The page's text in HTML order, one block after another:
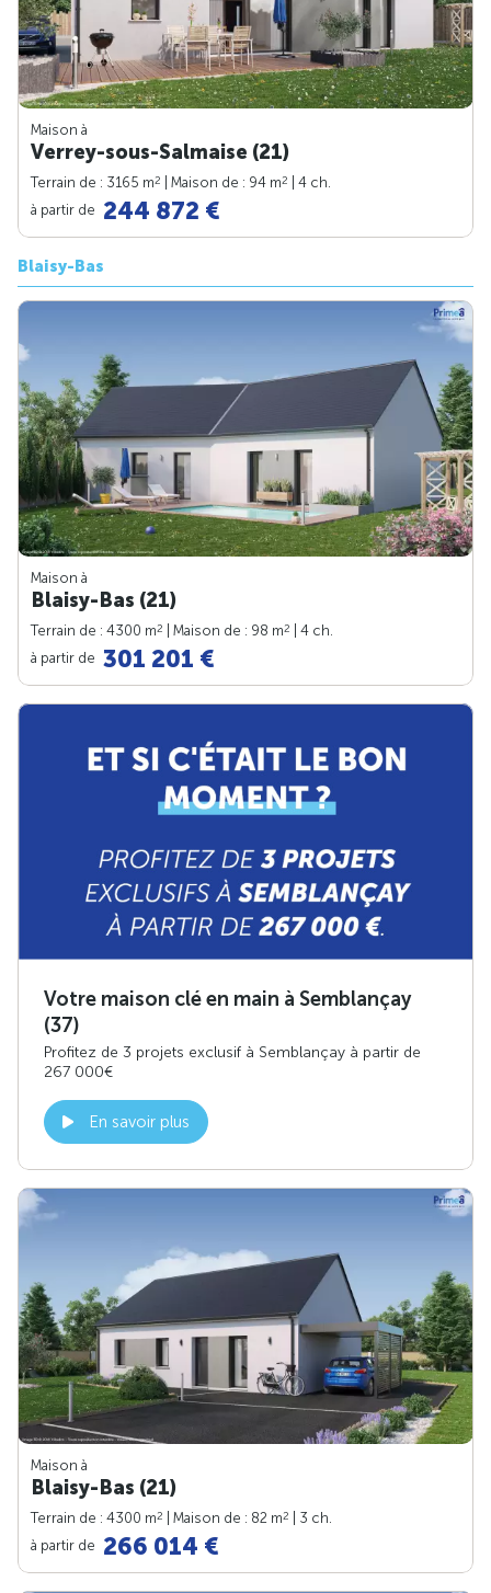
Maison à
Verrey-sous-Salmaise (21)
Terrain de : 3165 m2 | Maison de : 94 m2
| 4 ch.
à partir de 244 872 €
Blaisy-Bas
Maison à
Blaisy-Bas (21)
Terrain de : 4300 m2 | Maison de : 98 m2
| 4 ch.
à partir de 301 201 €
Votre maison clé en main à Semblançay
(37)
Profitez de 3 projets exclusif à Semblançay à partir de
267 000€
En savoir plus
Maison à
Blaisy-Bas (21)
Terrain de : 4300 m2 | Maison de : 82 m2
| 3 ch.
à partir de 266 014 €